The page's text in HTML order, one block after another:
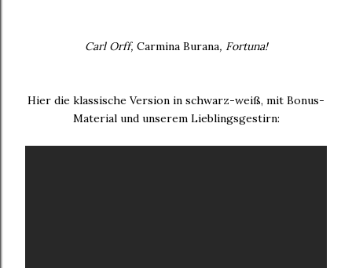
Carl Orff, Carmina Burana, Fortuna!
Hier die klassische Version in schwarz-weiß, mit Bonus-
Material und unserem Lieblingsgestirn: